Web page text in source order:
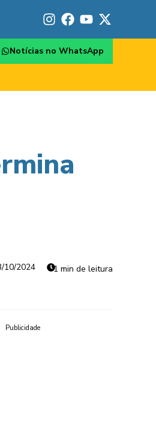
Notícias no WhatsApp
10/2024 1 min de leitura
Publicidade